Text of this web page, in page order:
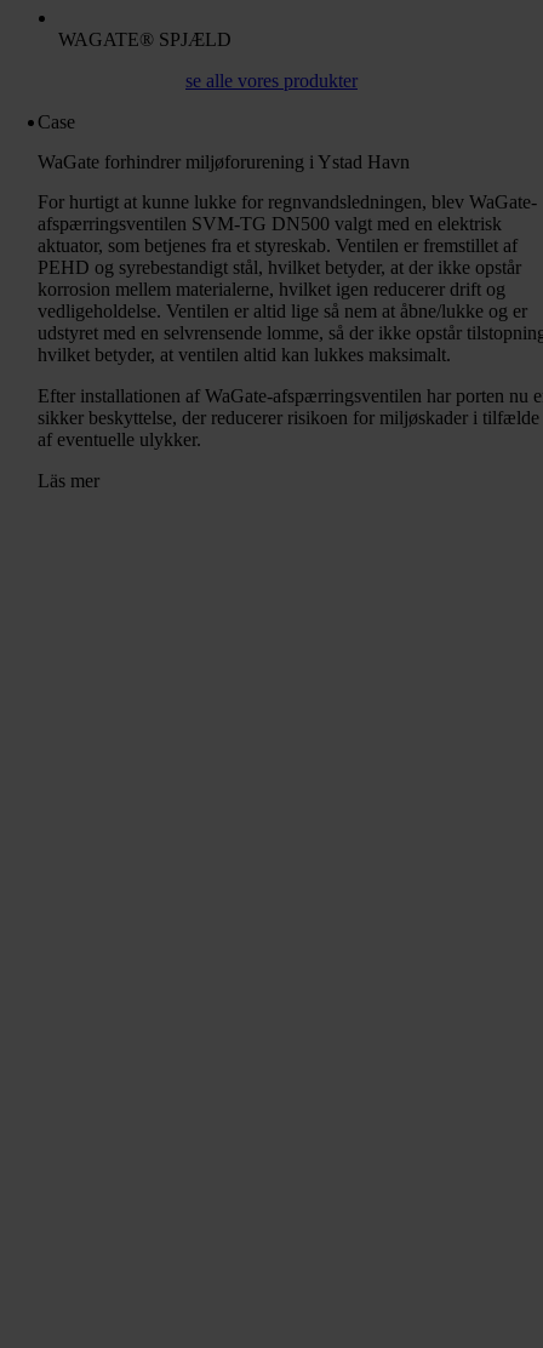
WAGATE® SPJÆLD
se alle vores produkter
Case
WaGate forhindrer miljøforurening i Ystad Havn
For hurtigt at kunne lukke for regnvandsledningen, blev WaGate-
afspærringsventilen SVM-TG DN500 valgt med en elektrisk
aktuator, som betjenes fra et styreskab. Ventilen er fremstillet af
PEHD og syrebestandigt stål, hvilket betyder, at der ikke opstår
korrosion mellem materialerne, hvilket igen reducerer drift og
vedligeholdelse. Ventilen er altid lige så nem at åbne/lukke og er
udstyret med en selvrensende lomme, så der ikke opstår
hvilket betyder, at ventilen altid kan lukkes maksimalt.
Efter installationen af ​​WaGate-afspærringsventilen har porten nu
sikker beskyttelse, der reducerer risikoen for miljøskader i tilfælde
af eventuelle ulykker.
Läs mer